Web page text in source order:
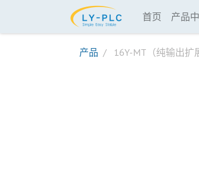
首页 产品
产品 16Y-MT（纯输出扩